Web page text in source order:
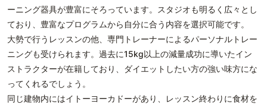
ーニング器具が豊富にそろっています。スタジオも明るく広々とし
ており、豊富なプログラムから自分に合う内容を選択可能です。
大勢で行うレッスンの他、専門トレーナーによるパーソナルトレー
ニングも受けられます。過去に15kg以上の減量成功に導いたイン
ストラクターが在籍しており、ダイエットしたい方の強い味方にな
ってくれるでしょう。
同じ建物内にはイトーヨーカドーがあり、レッスン終わりに食材を